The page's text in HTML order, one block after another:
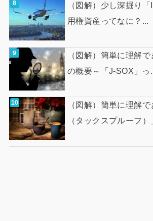
（図解）少し深掘り
用権資産ってなに？...
（図解）簡単に理解で
の概要～「J-SOX」っ...
（図解）簡単に理解
（タックスプルーフ